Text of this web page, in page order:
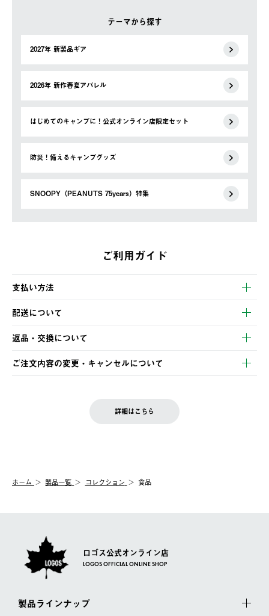
テーマから探す
2027年 新製品ギア
2026年 新作春夏アパレル
はじめてのキャンプに！公式オンライン店限定セット
防災！備えるキャンプグッズ
SNOOPY（PEANUTS 75years）特集
ご利用ガイド
支払い方法
以下のいずれかの方法でお支払いいただけます。
・クレジットカード決済
・コンビニ決済
・Pay-easy決済
配送について
【発送スケジュール】
ご注文・ご入金完了より2営業日以内に商品を発送いたします。
土日祝の発送はございませんので、木曜日以降のご注文は週明け
の発送となる場合がございます。
【配送業者】
佐川急便にて配送されます。
返品・交換について
※お客様都合の場合
お客様都合の返品にかかる送料は、お客様ご負担とさせていただ
一度お手元の商品を返品いただき、ご希望商品を再注文してくだ
ご注文内容の変更・キャンセルについて
LOGOS FAMILY会員の方は、会員マイページ内 購入履歴画面に
詳細はこちら
ホーム 製品一覧 コレクション 食品
ロゴス公式オンライン店
LOGOS OFFICIAL ONLINE SHOP
製品ラインナップ